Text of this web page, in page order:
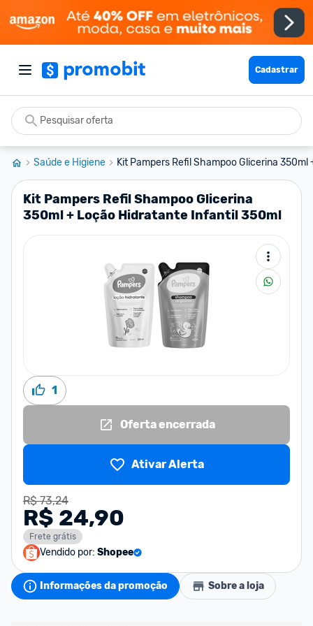
Cadastrar
Saúde e Higiene Kit Pampers Refil Shampoo Glicerina 350ml
Kit Pampers Refil Shampoo Glicerina
350ml + Loção Hidratante Infantil 350ml
1
Oferta encerrada
Ativar Alerta
R$ 73,24
R$ 24,90
Frete grátis
Vendido por: Shopee
Informações da promoção Sobre a loja